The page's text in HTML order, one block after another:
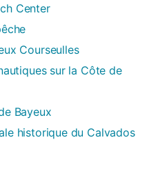
Center
Courseulles
sur la Côte de
Bayeux
historique du Calvados